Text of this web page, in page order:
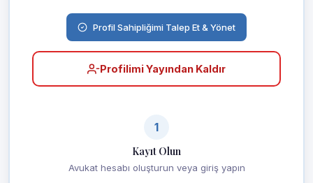
Profil Sahipliğimi Talep Et & Yönet
Profilimi Yayından Kaldır
1
Kayıt Olun
Avukat hesabı oluşturun veya giriş yapın